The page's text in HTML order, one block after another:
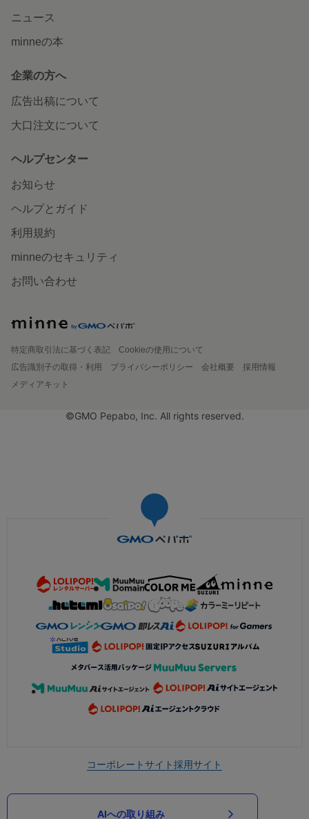
ニュース
minneの本
企業の方へ
広告出稿について
大口注文について
ヘルプセンター
お知らせ
ヘルプとガイド
利用規約
minneのセキュリティ
お問い合わせ
特定商取引法に基づく表記
Cookieの使用について
広告識別子の取得・利用
プライバシーポリシー 会社概要
採用情報
メディアキット
©GMO Pepabo, Inc. All rights reserved.
コーポレートサイト採用サイト
AIへの取り組み